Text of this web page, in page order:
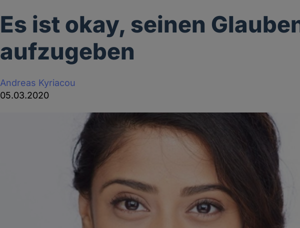
Es ist okay, seinen
aufzugeben
Andreas Kyriacou
05.03.2020